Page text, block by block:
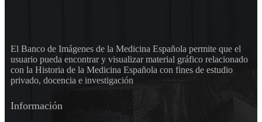
El Banco de Imágenes de la Medicina Española permite que el
usuario pueda encontrar y visualizar material gráfico relacionado
con la Historia de la Medicina Española con fines de estudio
privado, docencia e investigación
Información